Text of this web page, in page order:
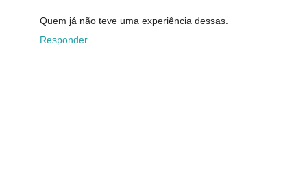
Quem já não teve uma experiência dessas.
Responder